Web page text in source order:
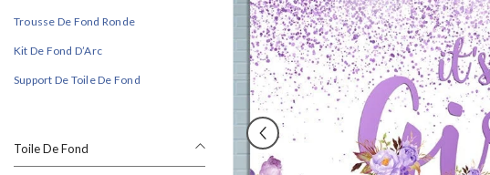
Trousse De Fond Ronde
Kit De Fond D’Arc
Support De Toile De Fond
Toile De Fond